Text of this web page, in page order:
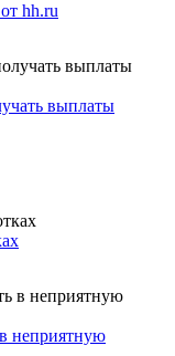
hh.ru
выплаты
неприятную